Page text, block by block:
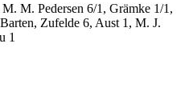
M. Pedersen 6/1, Grämke 1/1,
Zufelde 6, Aust 1, M. J.
1